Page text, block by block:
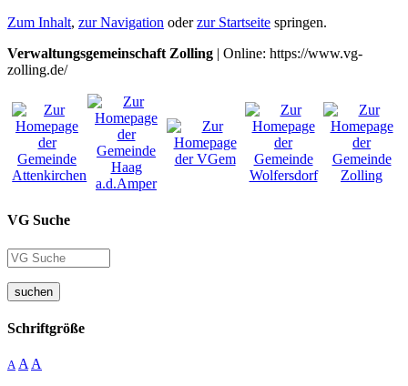
Zum Inhalt, zur Navigation oderzur Startseite springen.
Verwaltungsgemeinschaft Zolling | Online: https://www.vg-
zolling.de/
VG Suche
suchen
Schriftgröße
A A A